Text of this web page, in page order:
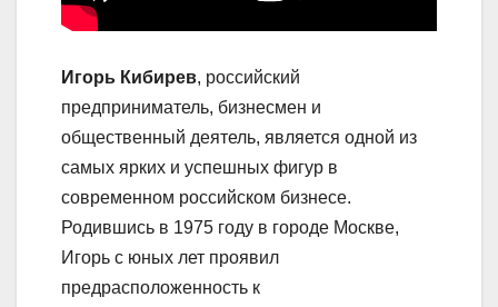
Игорь Кибирев, российский
предприниматель, бизнесмен и
общественный деятель, является одной из
самых ярких и успешных фигур в
современном российском бизнесе.
Родившись в 1975 году в городе Москве,
Игорь с юных лет проявил
предрасположенность к